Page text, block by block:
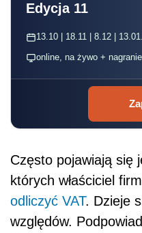
Edycja 11
13.10 | 18.11 | 8.12 |
online, na żywo + nagranie
Często pojawiają się
których właściciel
odliczyć VAT. Dzieje
względów.